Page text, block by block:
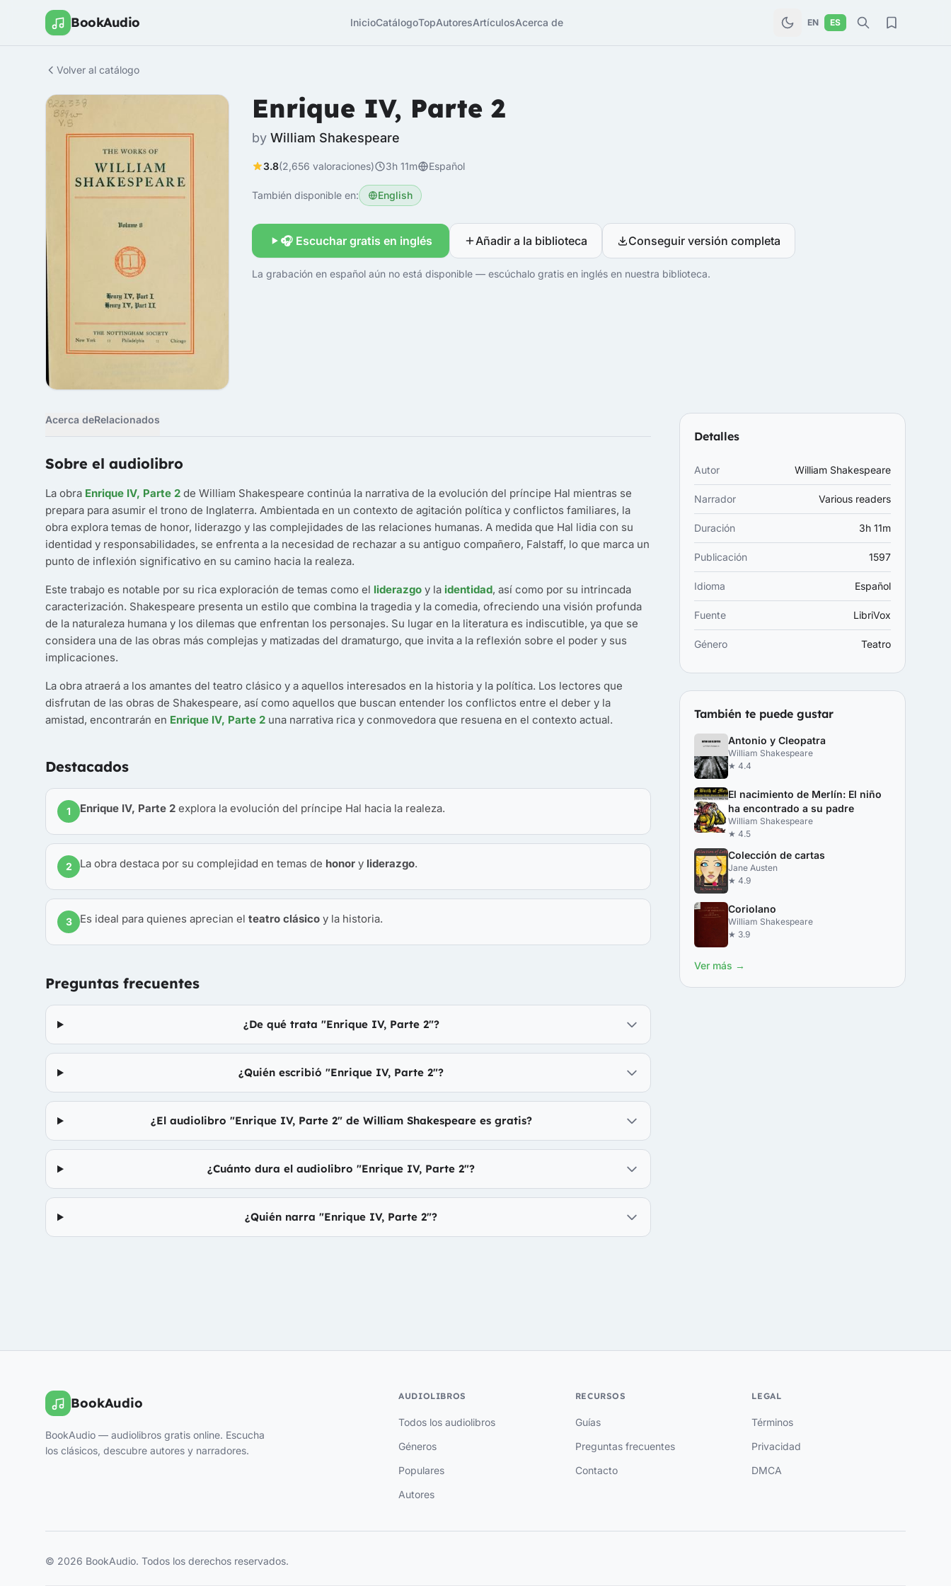
BookAudio InicioCatálogoTopAutoresArtículosAcerca de EN ES
Volver al catálogo
Enrique IV, Parte 2
by William Shakespeare
3.8(2,656 valoraciones) 3h 11m Español
También disponible en: English
🎧 Escuchar gratis en inglés Añadir a la biblioteca Conseguir versión completa
La grabación en español aún no está disponible — escúchalo gratis en inglés en nuestra biblioteca.
Acerca deRelacionados
Sobre el audiolibro
La obra Enrique IV, Parte 2 de William Shakespeare continúa la narrativa de la evolución del príncipe Hal mientras se
prepara para asumir el trono de Inglaterra. Ambientada en un contexto de agitación política y conflictos familiares, la
obra explora temas de honor, liderazgo y las complejidades de las relaciones humanas. A medida que Hal lidia con su
identidad y responsabilidades, se enfrenta a la necesidad de rechazar a su antiguo compañero, Falstaff, lo que marca un
punto de inflexión significativo en su camino hacia la realeza.
Este trabajo es notable por su rica exploración de temas como el liderazgo y la identidad, así como por su intrincada
caracterización. Shakespeare presenta un estilo que combina la tragedia y la comedia, ofreciendo una visión profunda
de la naturaleza humana y los dilemas que enfrentan los personajes. Su lugar en la literatura es indiscutible, ya que se
considera una de las obras más complejas y matizadas del dramaturgo, que invita a la reflexión sobre el poder y sus
implicaciones.
La obra atraerá a los amantes del teatro clásico y a aquellos interesados en la historia y la política. Los lectores que
disfrutan de las obras de Shakespeare, así como aquellos que buscan entender los conflictos entre el deber y la
amistad, encontrarán en Enrique IV, Parte 2 una narrativa rica y conmovedora que resuena en el contexto actual.
Destacados
1 Enrique IV, Parte 2 explora la evolución del príncipe Hal hacia la realeza.
2 La obra destaca por su complejidad en temas de honor y liderazgo.
3 Es ideal para quienes aprecian el teatro clásico y la historia.
Preguntas frecuentes
¿De qué trata "Enrique IV, Parte 2"?
¿Quién escribió "Enrique IV, Parte 2"?
¿El audiolibro "Enrique IV, Parte 2" de William Shakespeare es gratis?
¿Cuánto dura el audiolibro "Enrique IV, Parte 2"?
¿Quién narra "Enrique IV, Parte 2"?
Detalles
Autor William Shakespeare
Narrador Various readers
Duración 3h 11m
Publicación 1597
Idioma Español
Fuente LibriVox
Género Teatro
También te puede gustar
Antonio y Cleopatra
William Shakespeare
★ 4.4
El nacimiento de Merlín: El niño
ha encontrado a su padre
William Shakespeare
★ 4.5
Colección de cartas
Jane Austen
★ 4.9
Coriolano
William Shakespeare
★ 3.9
Ver más →
BookAudio
BookAudio — audiolibros gratis online. Escucha
los clásicos, descubre autores y narradores.
AUDIOLIBROS
Todos los audiolibros
Géneros
Populares
Autores
RECURSOS
Guías
Preguntas frecuentes
Contacto
LEGAL
Términos
Privacidad
DMCA
© 2026 BookAudio. Todos los derechos reservados.